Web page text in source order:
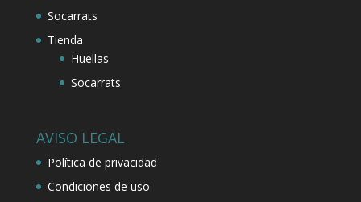
Socarrats
Tienda
Huellas
Socarrats
AVISO LEGAL
Política de privacidad
Condiciones de uso